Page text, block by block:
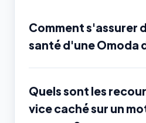
Comment s'assurer
santé d'une Omoda
Quels sont les
vice caché sur un